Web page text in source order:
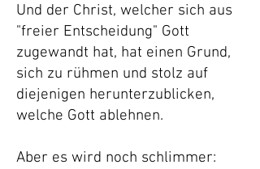
Und der Christ, welcher sich aus
"freier Entscheidung" Gott
zugewandt hat, hat einen Grund,
sich zu rühmen und stolz auf
diejenigen herunterzublicken,
welche Gott ablehnen.
Aber es wird noch schlimmer: